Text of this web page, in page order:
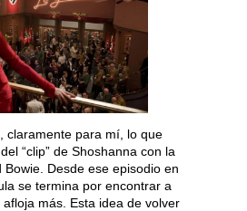
claramente para mí, lo que
“clip” de Shoshanna con la
Bowie. Desde ese episodio en
se termina por encontrar a
más. Esta idea de volver